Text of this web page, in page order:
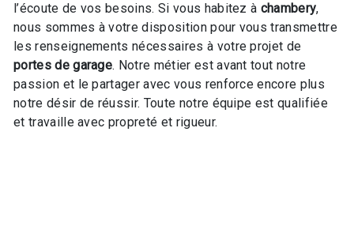
l’écoute de vos besoins. Si vous habitez à chambery,
nous sommes à votre disposition pour vous transmettre
les renseignements nécessaires à votre projet de
portes de garage. Notre métier est avant tout notre
passion et le partager avec vous renforce encore plus
notre désir de réussir. Toute notre équipe est qualifiée
et travaille avec propreté et rigueur.